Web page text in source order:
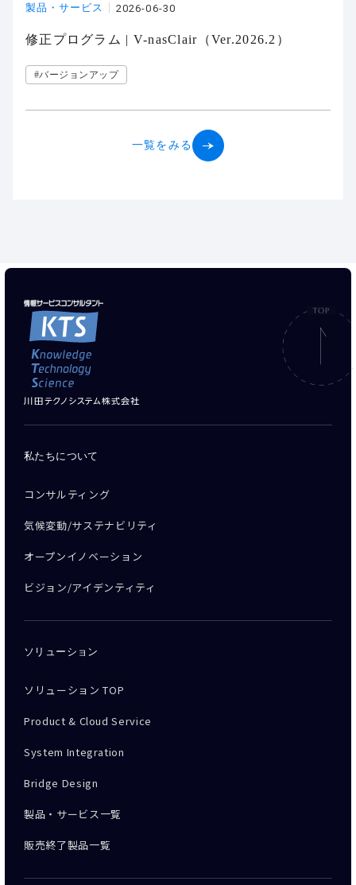
製品・サービス 2026-06-30
修正プログラム | V-nasClair（Ver.2026.2）
#バージョンアップ
一覧をみる
私たちについて
コンサルティング
気候変動/サステナビリティ
オープンイノベーション
ビジョン/アイデンティティ
ソリューション
ソリューション TOP
Product & Cloud Service
System Integration
Bridge Design
製品・サービス一覧
販売終了製品一覧